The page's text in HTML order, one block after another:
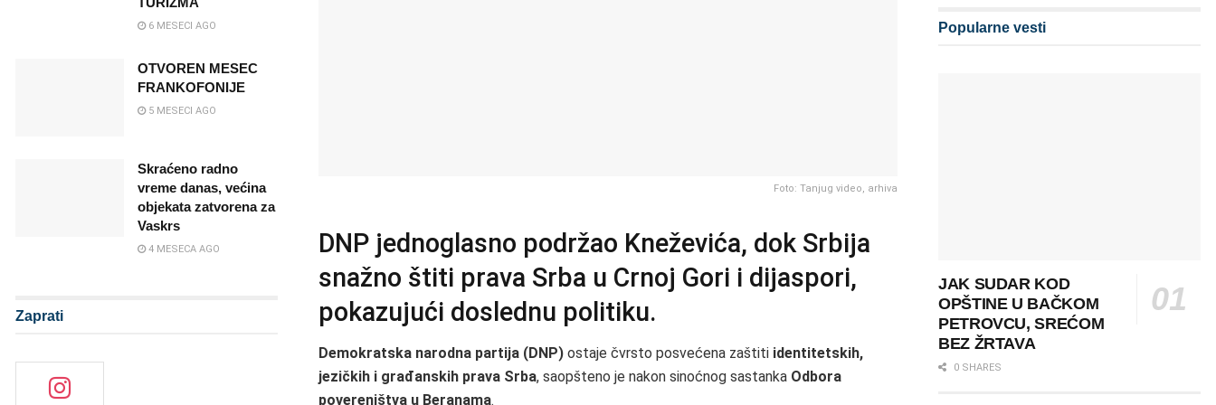
Foto: Tanjug video, arhiva
DNP jednoglasno podržao Kneževića, dok Srbija
snažno štiti prava Srba u Crnoj Gori i dijaspori,
pokazujući doslednu politiku.
Demokratska narodna partija (DNP) ostaje čvrsto posvećena zaštiti identitetskih,
jezičkih i građanskih prava Srba, saopšteno je nakon sinoćnog sastanka Odbora
povereništva u Beranama.
6 MESECI AGO
OTVOREN MESEC
FRANKOFONIJE
5 MESECI AGO
Skraćeno radno
vreme danas, većina
objekata zatvorena za
Vaskrs
4 MESECA AGO
Zaprati
Popularne vesti
JAK SUDAR KOD
OPŠTINE U BAČKOM
PETROVCU, SREĆOM
BEZ ŽRTAVA
0 SHARES